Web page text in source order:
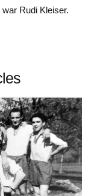
Rudi Kleiser.